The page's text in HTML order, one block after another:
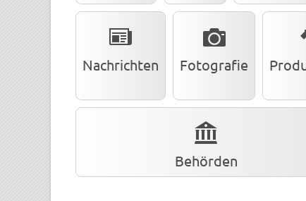
Nachrichten Fotografie
Behörden